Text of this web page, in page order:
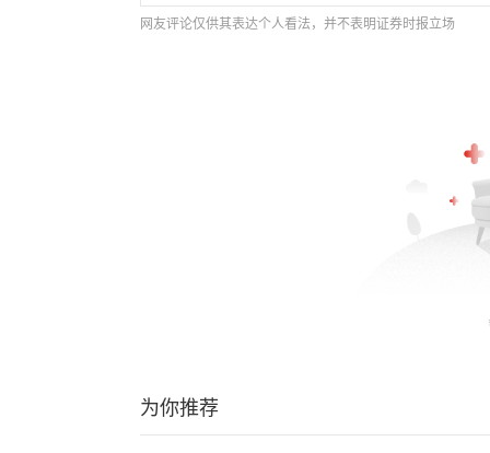
网友评论仅供其表达个人看法，并不表明证券时报立场
为你推荐